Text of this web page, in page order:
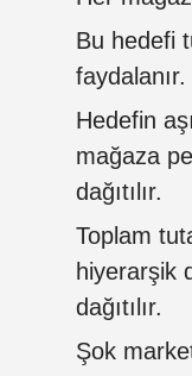
Bu hedefi
faydalanır.
Hedefin
mağaza
dağıtılır.
Toplam
hiyerarşik
dağıtılır.
Şok